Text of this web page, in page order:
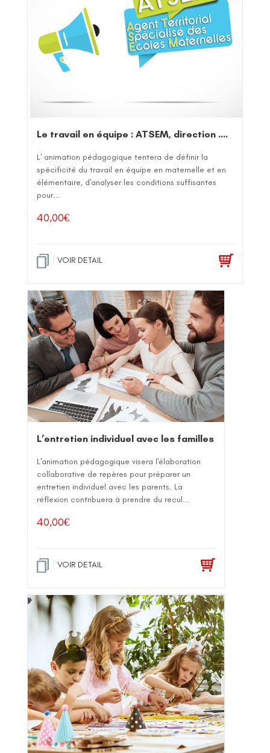
Le travail en équipe : ATSEM, direction ….
L' animation pédagogique tentera de définir la
spécificité du travail en équipe en maternelle et en
élémentaire, d'analyser les conditions suffisantes
pour...
40,00€
VOIR DETAIL
L’entretien individuel avec les familles
L'animation pédagogique visera l'élaboration
collaborative de repères pour préparer un
entretien individuel avec les parents. La
réflexion contribuera à prendre du recul...
40,00€
VOIR DETAIL